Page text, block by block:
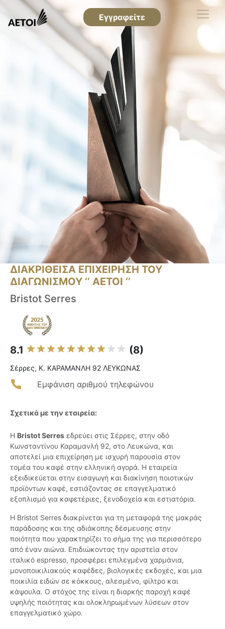
Εγγραφείτε
ΔΙΑΚΡΙΘΕΙΣΑ ΕΠΙΧΕΙΡΗΣΗ ΤΟΥ
ΔΙΑΓΩΝΙΣΜΟΥ ‘’ ΑΕΤΟΙ ‘’
Bristot Serres
8.1 (8)
Σέρρες, Κ. ΚΑΡΑΜΑΝΛΗ 92 ΛΕΥΚΩΝΑΣ
Εμφάνιση αριθμού τηλεφώνου
Σχετικά με την εταιρεία:
Η Bristot Serres εδρεύει στις Σέρρες, στην οδό
Κωνσταντίνου Καραμανλή 92, στο Λευκώνα, και
αποτελεί μια επιχείρηση με ισχυρή παρουσία στον
τομέα του καφέ στην ελληνική αγορά. Η εταιρεία
εξειδικεύεται στην εισαγωγή και διακίνηση ποιοτικών
προϊόντων καφέ, εστιάζοντας σε επαγγελματικό
εξοπλισμό για καφετέριες, ξενοδοχεία και εστιατόρια.
Η Bristot Serres διακρίνεται για τη μεταφορά της μακράς
παράδοσης και της αδιάκοπης δέσμευσης στην
ποιότητα που χαρακτηρίζει το σήμα της για περισσότερο
από έναν αιώνα. Επιδιώκοντας την αριστεία στον
ιταλικό espresso, προσφέρει επιλεγμένα χαρμάνια,
μονοποικιλιακούς καφέδες, βιολογικές εκδοχές, και μια
ποικιλία ειδών σε κόκκους, αλεσμένο, φίλτρο και
κάψουλα. Ο στόχος της είναι η διαρκής παροχή καφέ
υψηλής ποιότητας και ολοκληρωμένων λύσεων στον
επαγγελματικό χώρο.